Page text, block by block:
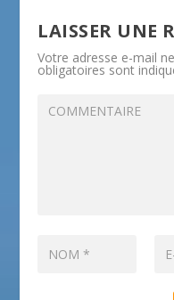
LAISSER UNE
Votre adresse e-mail
obligatoires sont